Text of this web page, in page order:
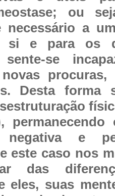
ou
necessário a
si e para os
sente-se
procuras,
Desta forma
permanecendo
negativa e
este caso nos
das
eles, suas